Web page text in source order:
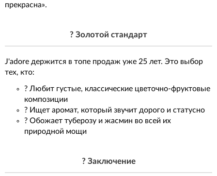
прекрасна».
? Золотой стандарт
J'adore держится в топе продаж уже 25 лет. Это выбор
тех, кто:
? Любит густые, классические цветочно-фруктовые
композиции
? Ищет аромат, который звучит дорого и статусно
? Обожает туберозу и жасмин во всей их
природной мощи
? Заключение